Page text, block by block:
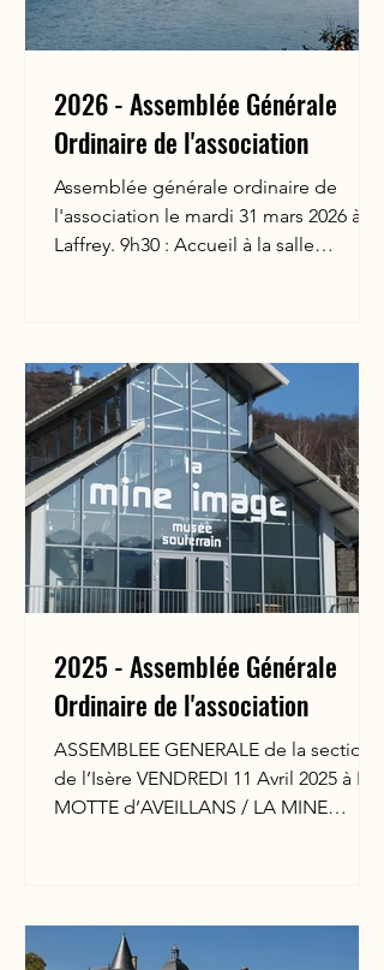
2026 - Assemblée Générale
Ordinaire de l'association
Assemblée générale ordinaire de
l'association le mardi 31 mars 2026 à
Laffrey. 9h30 : Accueil à la salle
financier, projets... 12h30 : Déjeuner au
Piano du Lac, La Pivodière à Laffrey.
L'après-midi, promenade autour de la
statue de Napoléon et informations
historiques. Merci de remplir le
bulletin d'inscription si vous venez au
déjeuner.
2025 - Assemblée Générale
Ordinaire de l'association
ASSEMBLEE GENERALE de la section
de l’Isère VENDREDI 11 Avril 2025 à LA
MOTTE d’AVEILLANS / LA MINE